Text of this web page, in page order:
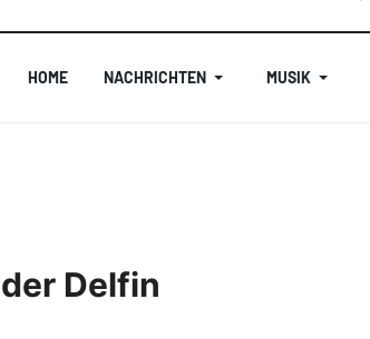
HOME NACHRICHTEN MUSIK
Delfin